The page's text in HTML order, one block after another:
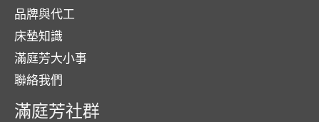
品牌與代工
床墊知識
滿庭芳大小事
聯絡我們
滿庭芳社群